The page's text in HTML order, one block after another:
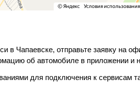
в Чапаевске, отправьте заявку на
об автомобиле в приложении и
для подключения к сервисам